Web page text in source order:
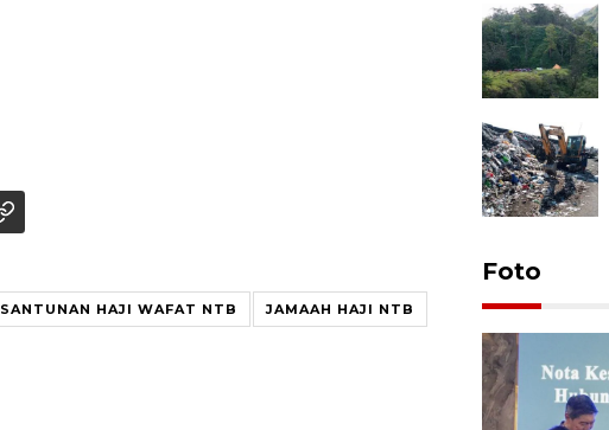
SANTUNAN HAJI WAFAT NTB JAMAAH HAJI NTB
Foto